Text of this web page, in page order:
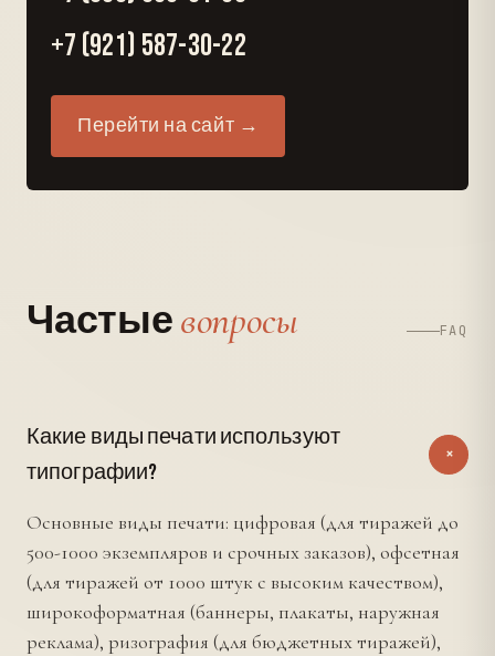
+7 (921) 587-30-22
Перейти на сайт →
Частыевопросы FAQ
Какие виды печати используют
типографии?
+
Основные виды печати: цифровая (для тиражей до
500-1000 экземпляров и срочных заказов), офсетная
(для тиражей от 1000 штук с высоким качеством),
широкоформатная (баннеры, плакаты, наружная
реклама), ризография (для бюджетных тиражей),